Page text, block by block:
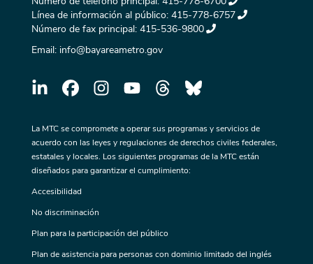
Línea de información al público: 415-778-6757
Número de fax principal: 415-536-9800
Email: info@bayareametro.gov
La MTC se compromete a operar sus programas y servicios de
acuerdo con las leyes y regulaciones de derechos civiles federales,
estatales y locales. Los siguientes programas de la MTC están
diseñados para garantizar el cumplimiento:
Accesibilidad
No discriminación
Plan para la participación del público
Plan de asistencia para personas con dominio limitado del inglés